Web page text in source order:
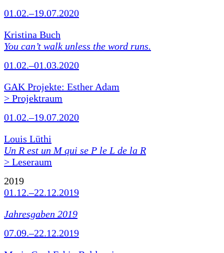
01.02.–19.07.2020
Kristina Buch
You can’t walk unless the word runs.
01.02.–01.03.2020
GAK Projekte: Esther Adam
> Projektraum
01.02.–19.07.2020
Louis Lüthi
Un R est un M qui se P le L de la R
> Leseraum
2019
01.12.–22.12.2019
Jahresgaben 2019
07.09.–22.12.2019